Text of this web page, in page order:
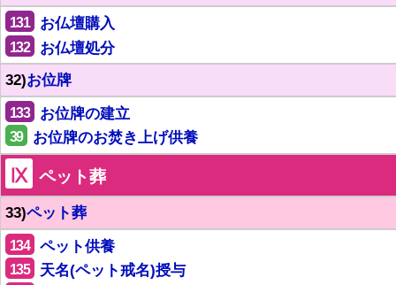
131 お仏壇購入
132
お仏壇処分
32)お位牌
133 お位牌の建立
39 お位牌のお焚き上げ供養
Ⅸ ペット葬
33)ペット葬
134 ペット供養
135 天名(ペット戒名)授与